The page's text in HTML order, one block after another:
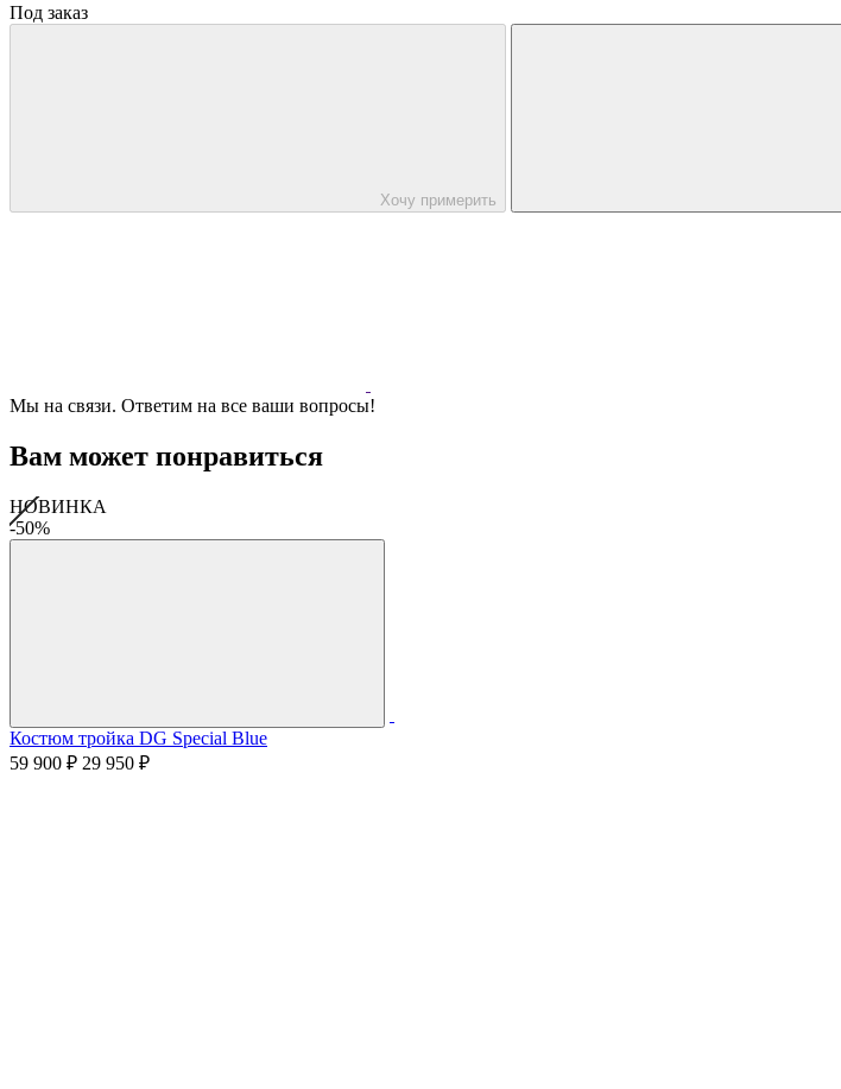
Под заказ
Хочу примерить
Мы на связи. Ответим на все ваши вопросы!
Вам может понравиться
НОВИНКА
-50%
Костюм тройка DG Special Blue
59 900 ₽ 29 950 ₽